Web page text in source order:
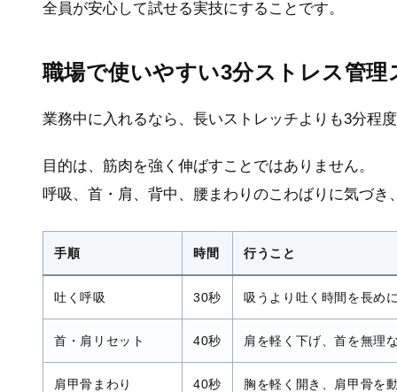
全員が安心して試せる実技にすることです。
職場で使いやすい3分ストレス管理
業務中に入れるなら、長いストレッチよりも3分程
目的は、筋肉を強く伸ばすことではありません。
呼吸、首・肩、背中、腰まわりのこわばりに気づ
手順 時間 行うこと
吐く呼吸 30秒 吸うより吐く時間を長め
首・肩リセット 40秒 肩を軽く下げ、首を無理
肩甲骨まわり 40秒 胸を軽く開き、肩甲骨を